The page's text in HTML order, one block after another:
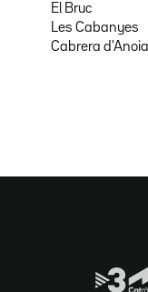
El Bruc
Les Cabanyes
Cabrera d'Anoia